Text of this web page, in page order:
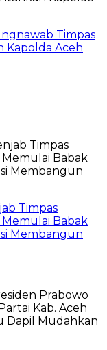
Timpas
Kapolda Aceh
Timpas
Babak
Membangun